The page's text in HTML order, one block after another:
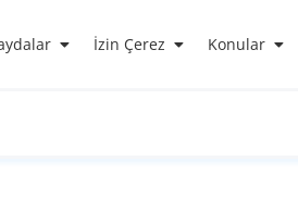
İzin Çerez Konular